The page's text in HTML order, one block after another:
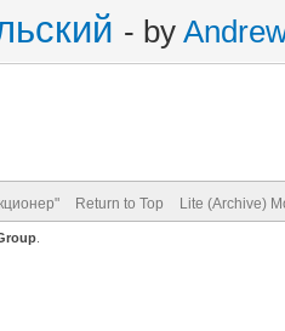
- by
Return to Top Lite (Archive)